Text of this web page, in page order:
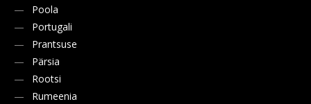
Poola
Portugali
Prantsuse
Pärsia
Rootsi
Rumeenia